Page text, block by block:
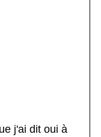
j'ai dit oui à